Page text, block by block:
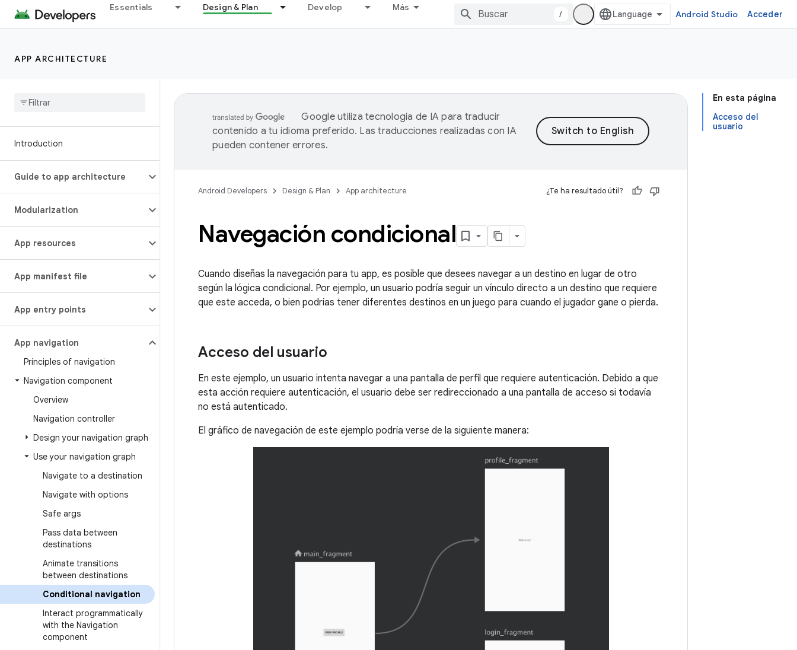
Essentials Design & Plan Develop Más
/ Android Studio Acceder
APP ARCHITECTURE
Introduction
Guide to app architecture
Modularization
App resources
App manifest file
App entry points
App navigation
Principles of navigation
Navigation component
Overview
Navigation controller
Design your navigation graph
Use your navigation graph
Navigate to a destination
Navigate with options
Safe args
Pass data between
destinations
Animate transitions
between destinations
Conditional navigation
Interact programmatically
with the Navigation
component
En esta página
Acceso del
usuario
Google utiliza tecnología de IA para traducir
contenido a tu idioma preferido. Las traducciones realizadas con IA
pueden contener errores.
Android Developers Design & Plan App architecture ¿Te ha resultado útil?
Navegación condicional
Cuando diseñas la navegación para tu app, es posible que desees navegar a un destino en lugar de otro
según la lógica condicional. Por ejemplo, un usuario podría seguir un vínculo directo a un destino que requiere
que este acceda, o bien podrías tener diferentes destinos en un juego para cuando el jugador gane o pierda.
Acceso del usuario
En este ejemplo, un usuario intenta navegar a una pantalla de perfil que requiere autenticación. Debido a que
esta acción requiere autenticación, el usuario debe ser redireccionado a una pantalla de acceso si todavía
no está autenticado.
El gráfico de navegación de este ejemplo podría verse de la siguiente manera: